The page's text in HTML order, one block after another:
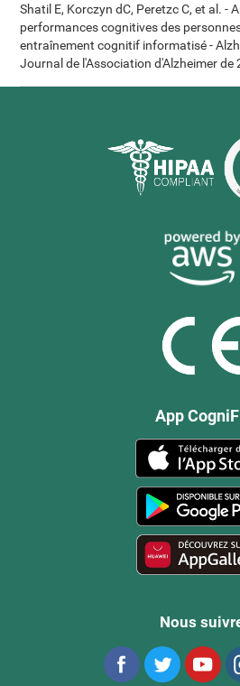
Shatil E, Korczyn dC, Peretzc C, et al. -
performances cognitives des
entraînement cognitif informatisé -
Journal de l'Association d'Alzheimer de
App
Nous